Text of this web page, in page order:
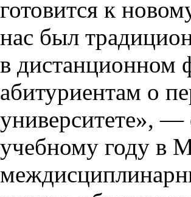
готовится к
нас был
в дистанционном
абитуриентам о
университете»,
учебному году в